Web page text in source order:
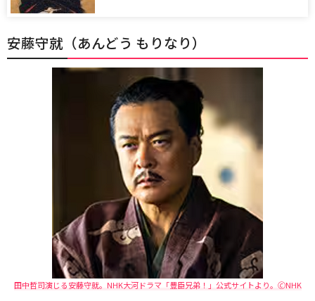
安藤守就（あんどう もりなり）
田中哲司演じる安藤守就。NHK大河ドラマ「豊臣兄弟！」公式サイトより。🄫NHK